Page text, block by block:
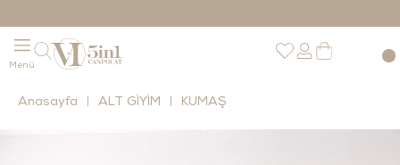
Anasayfa ALT GİYİM KUMAŞ